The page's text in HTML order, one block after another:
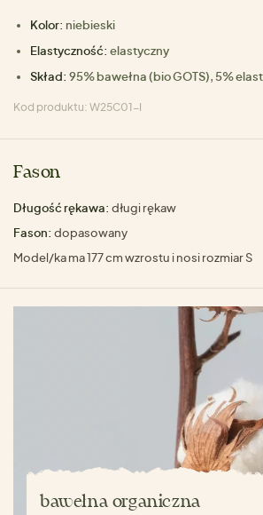
Kolor: niebieski
Elastyczność: elastyczny
Skład: 95% bawełna (bio GOTS), 5%
Kod produktu: W25C01-I
Fason
Długość rękawa: długi rękaw
Fason: dopasowany
Model/ka ma 177 cm wzrostu i nosi rozmiar S
bawełna organiczna